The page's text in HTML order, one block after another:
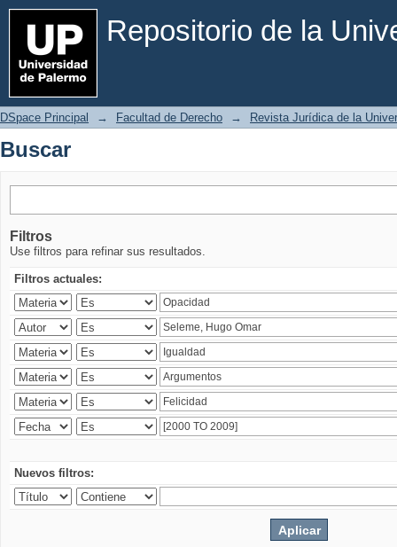
Repositorio de la
Buscar
DSpace Principal → Facultad de Derecho → Revista Jurídica de la
Buscar
Filtros
Use filtros para refinar sus resultados.
Filtros actuales:
Nuevos filtros: